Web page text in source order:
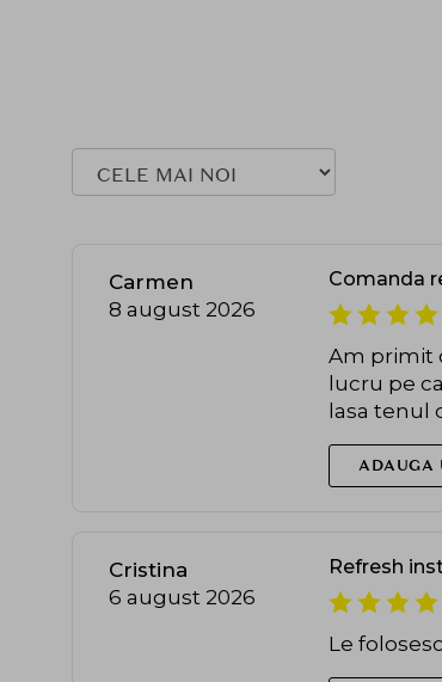
Carmen
8 august 2026
Comanda
Am primit
lucru pe
lasa tenul
ADAUGA
Cristina
6 august 2026
Refresh
Le